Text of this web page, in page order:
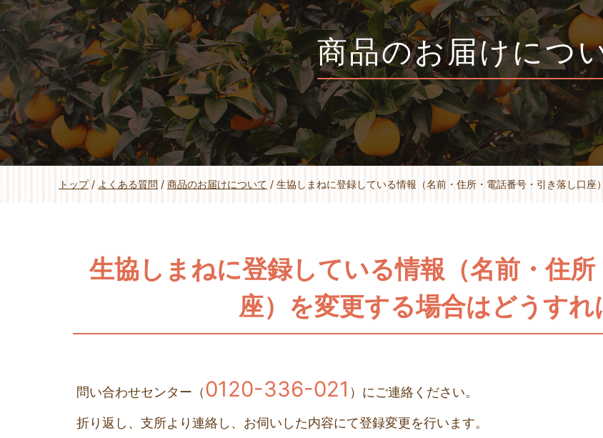
商品のお届けにつ
現
トップ/ よくある質問 / 商品のお届けについて / 生協しまねに登録している情報（名前・住所・電話番号・引き落し口座
生協しまねに登録している情報（名前・住
座）を変更する場合はどうすれ
問い合わせセンター（0120-336-021 ）にご連絡ください。
折り返し、支所より連絡し、お伺いした内容にて登録変更を行います。